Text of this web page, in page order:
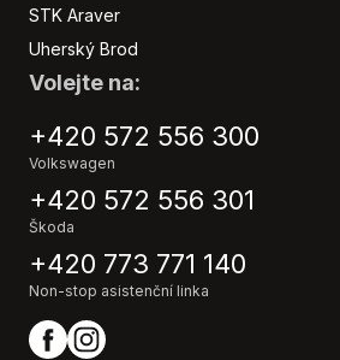
STK Araver
Uherský Brod
Volejte na:
+420 572 556 300
Volkswagen
+420 572 556 301
Škoda
+420 773 771 140
Non-stop asistenční linka